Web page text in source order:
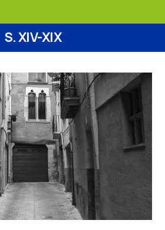
S. XIV-XIX